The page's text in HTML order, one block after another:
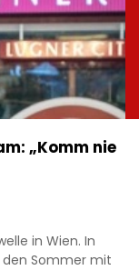
„Komm nie
in Wien. In
Sommer mit